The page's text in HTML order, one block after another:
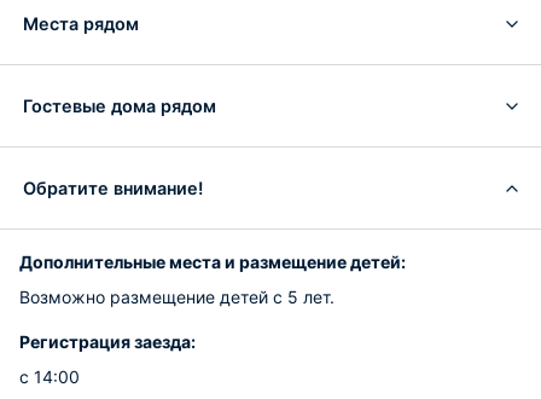
Места рядом
Гостевые дома рядом
Обратите внимание!
Дополнительные места и размещение детей:
Возможно размещение детей с 5 лет.
Регистрация заезда:
с 14:00